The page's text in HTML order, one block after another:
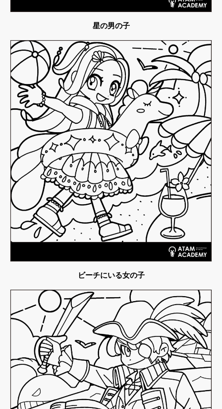
星の男の子
ビーチにいる女の子